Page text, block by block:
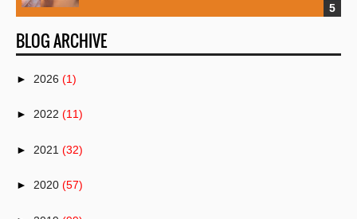
BLOG ARCHIVE
► 2026 (1)
► 2022 (11)
► 2021 (32)
► 2020 (57)